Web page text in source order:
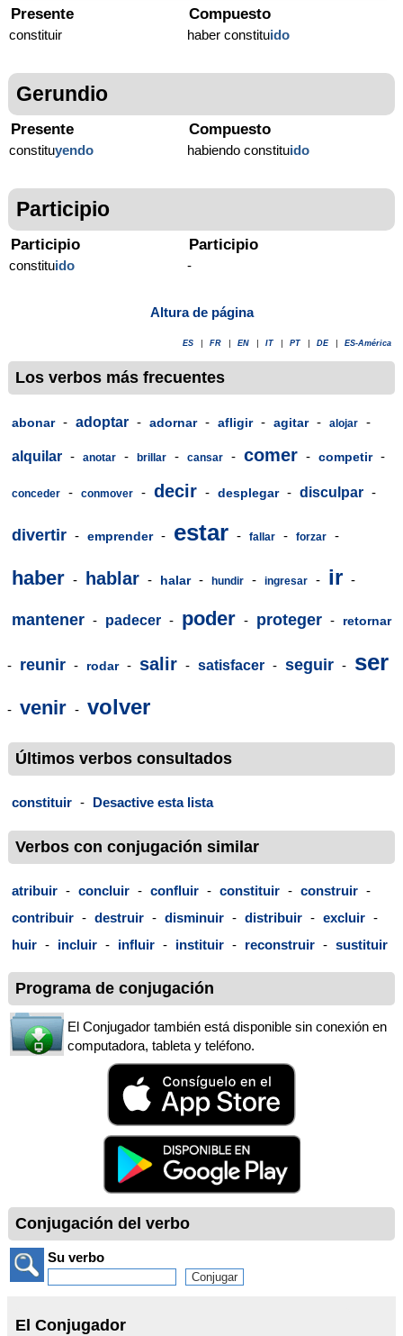
Presente
constituir
Compuesto
haber constituido
Gerundio
Presente
constituyendo
Compuesto
habiendo constituido
Participio
Participio
constituido
Participio
-
Altura de página
ES FR EN IT PT DE ES-América
Los verbos más frecuentes
abonar - adoptar - adornar - afligir - agitar - alojar -
alquilar - anotar - brillar - cansar - comer - competir -
conceder - conmover - decir - desplegar - disculpar -
divertir - emprender - estar - fallar - forzar -
haber - hablar - halar - hundir - ingresar - ir -
mantener - padecer - poder - proteger - retornar
- reunir - rodar - salir - satisfacer - seguir - ser
- venir - volver
Últimos verbos consultados
constituir - Desactive esta lista
Verbos con conjugación similar
atribuir - concluir - confluir - constituir - construir -
contribuir - destruir - disminuir - distribuir - excluir -
huir - incluir - influir - instituir - reconstruir - sustituir
Programa de conjugación
El Conjugador también está disponible sin conexión en
computadora, tableta y teléfono.
Conjugación del verbo
Su verbo
El Conjugador